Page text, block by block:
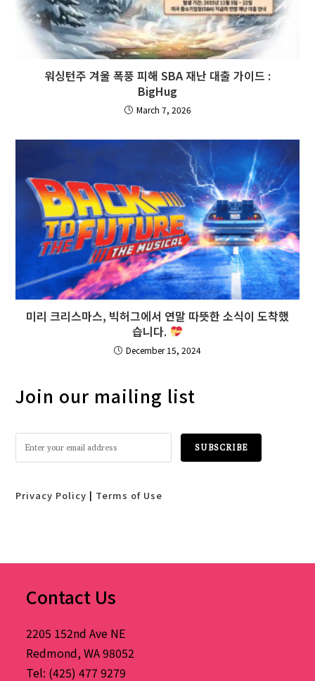
워싱턴주 겨울 폭풍 피해 SBA 재난 대출 가이드 :
BigHug
March 7, 2026
미리 크리스마스, 빅허그에서 연말 따뜻한 소식이 도착했
습니다.
December 15, 2024
Join our mailing list
Privacy Policy | Terms of Use
Contact Us
2205 152nd Ave NE
Redmond, WA 98052
Tel: (425) 477 9279